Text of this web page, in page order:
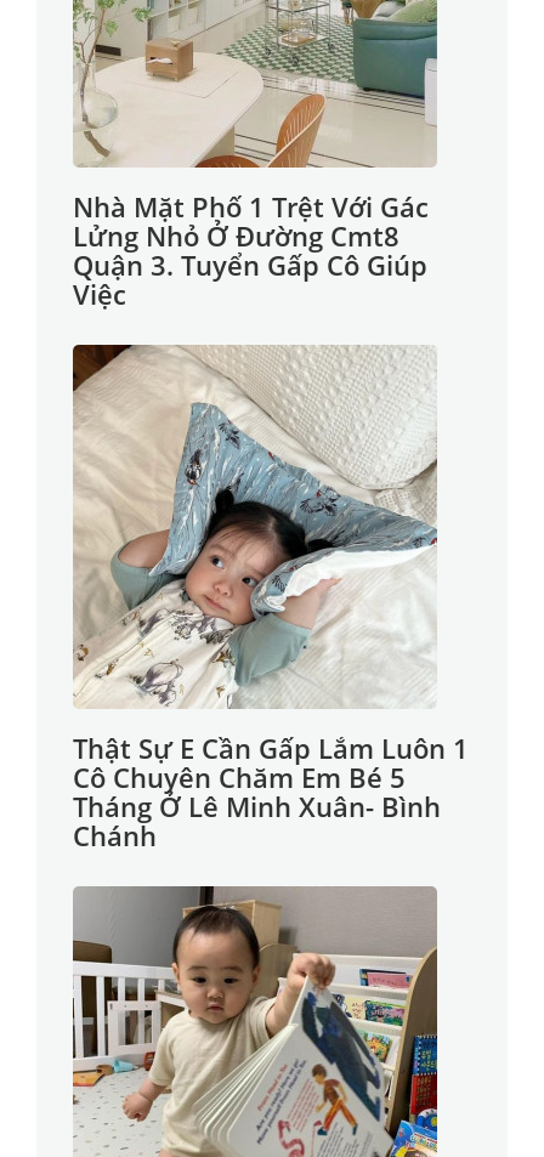
Nhà Mặt Phố 1 Trệt Với Gác
Lửng Nhỏ Ở Đường Cmt8
Quận 3. Tuyển Gấp Cô Giúp
Việc
Thật Sự E Cần Gấp Lắm Luôn 1
Cô Chuyên Chăm Em Bé 5
Tháng Ở Lê Minh Xuân- Bình
Chánh